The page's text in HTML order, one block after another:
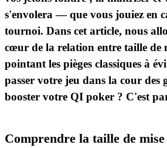
s'envolera — que vous jouiez en
tournoi. Dans cet article, nous
cœur de la relation entre taille de
pointant les pièges classiques à
passer votre jeu dans la cour des
booster votre QI poker ? C'est
Comprendre la taille de mise